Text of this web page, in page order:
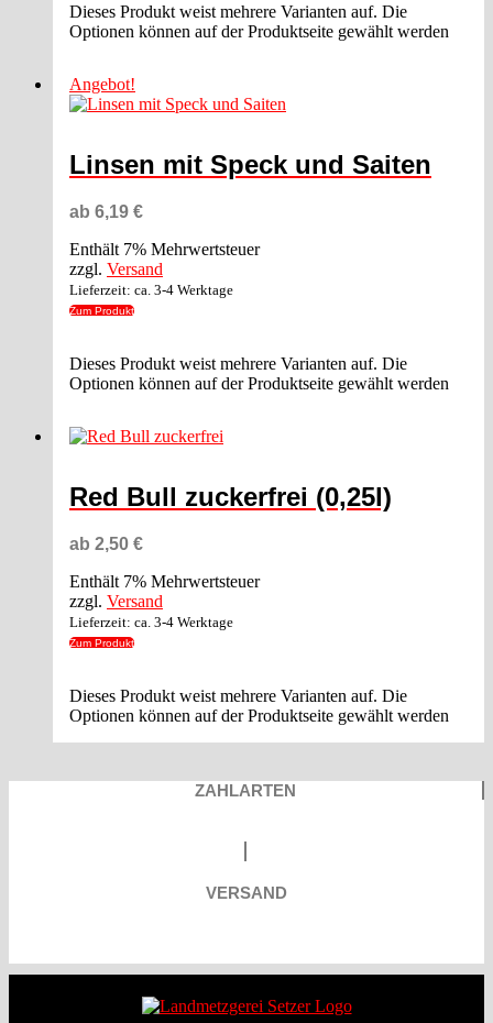
Dieses Produkt weist mehrere Varianten auf. Die
Optionen können auf der Produktseite gewählt werden
Angebot!
Linsen mit Speck und Saiten
ab 6,19 €
Enthält 7% Mehrwertsteuer
zzgl. Versand
Lieferzeit: ca. 3-4 Werktage
Zum Produkt
Dieses Produkt weist mehrere Varianten auf. Die
Optionen können auf der Produktseite gewählt werden
Red Bull zuckerfrei (0,25l)
ab 2,50 €
Enthält 7% Mehrwertsteuer
zzgl. Versand
Lieferzeit: ca. 3-4 Werktage
Zum Produkt
Dieses Produkt weist mehrere Varianten auf. Die
Optionen können auf der Produktseite gewählt werden
ZAHLARTEN
VERSAND